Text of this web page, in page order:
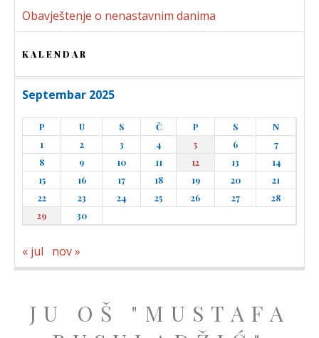
Obavještenje o nenastavnim danima
KALENDAR
Septembar 2025
P U S Č P S
N
1
2 3 4 5 6
7
8
9 10 11 12 13
14
15
16 17 18 19 20
21
22
23 24 25 26 27
28
29
30
« jul nov »
JU OŠ "MUSTAFA